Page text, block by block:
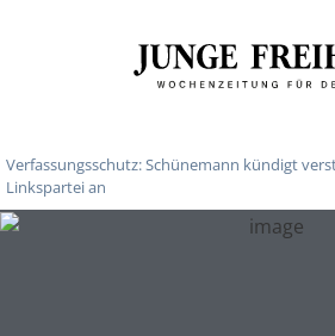
Verfassungsschutz: Schünemann kündigt
Linkspartei an